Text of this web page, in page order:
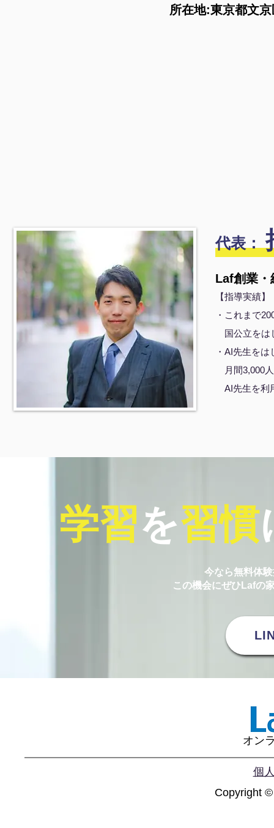
所在地:東京都文
代表：
Laf創業・
【指導実績】
・これまで
国公立をは
・AI先生を
月間3,000
AI先生を利
学習を習慣
今なら無料体
この機会にぜひLafの
オン
個
Copyright